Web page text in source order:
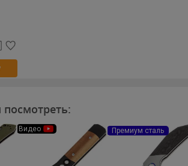
Видео Премиум сталь